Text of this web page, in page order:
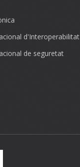
d'Interoperabilitat
de seguretat